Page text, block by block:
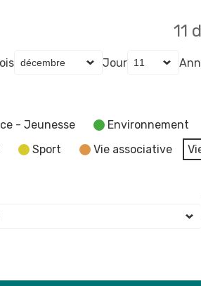
11
Jour
- Jeunesse Environnement
Sport Vie associative